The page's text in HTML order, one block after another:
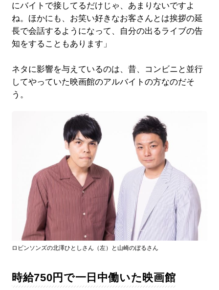
にバイトで接してるだけじゃ、あまりないですよ
ね。ほかにも、お笑い好きなお客さんとは挨拶の延
長で会話するようになって、自分の出るライブの告
知をすることもあります」
ネタに影響を与えているのは、昔、コンビニと並行
してやっていた映画館のアルバイトの方なのだそ
う。
ロビンソンズの北澤ひとしさん（左）と山崎のぼるさん
時給750円で一日中働いた映画館